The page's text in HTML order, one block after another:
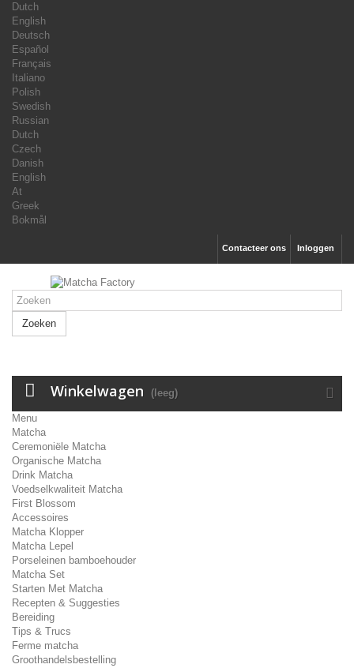
Dutch
English
Deutsch
Español
Français
Italiano
Polish
Swedish
Russian
Dutch
Czech
Danish
English
At
Greek
Bokmål
Inloggen
Contacteer ons
Zoeken
Winkelwagen (leeg)
Menu
Matcha
Ceremoniële Matcha
Organische Matcha
Drink Matcha
Voedselkwaliteit Matcha
First Blossom
Accessoires
Matcha Klopper
Matcha Lepel
Porseleinen bamboehouder
Matcha Set
Starten Met Matcha
Recepten & Suggesties
Bereiding
Tips & Trucs
Ferme matcha
Groothandelsbestelling